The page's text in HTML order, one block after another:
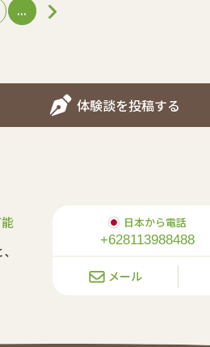
...
体験談を投稿する
日本から電話
+628113988488
メール